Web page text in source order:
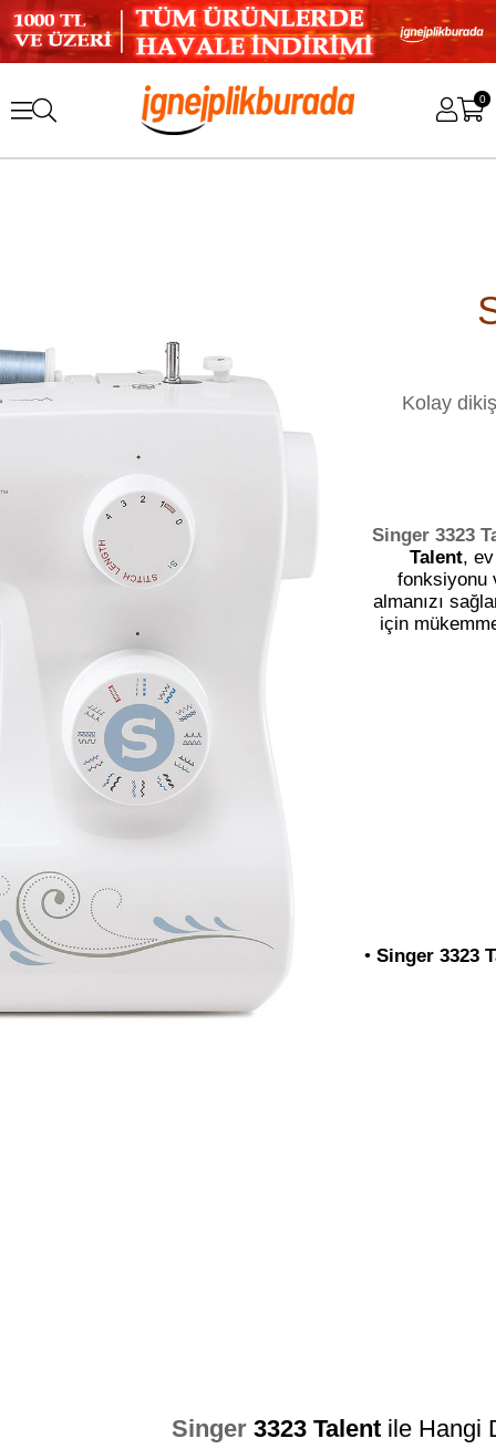
0
Kolay
Singer 3323
Talent, ev
fonksiyonu
almanızı
için
•Singer 3323
Singer3323 Talentile Hangi